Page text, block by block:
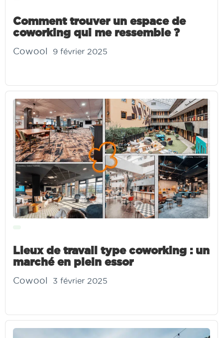
Comment trouver un espace de
coworking qui me ressemble ?
Cowool 9 février 2025
Lieux de travail type coworking : un
marché en plein essor
Cowool 3 février 2025